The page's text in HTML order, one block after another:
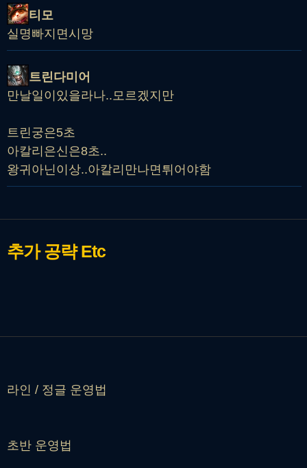
티모
실명빠지면시망
트린다미어
만날일이있을라나..모르겠지만
트린궁은5초
아칼리은신은8초..
왕귀아닌이상..아칼리만나면튀어야함
추가 공략Etc
라인 / 정글 운영법
초반 운영법